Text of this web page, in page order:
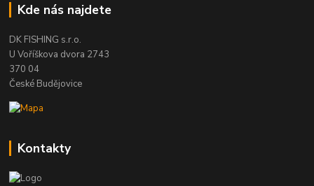
Kde nás najdete
DK FISHING s.r.o.
U Voříškova dvora 2743
370 04
České Budějovice
Kontakty